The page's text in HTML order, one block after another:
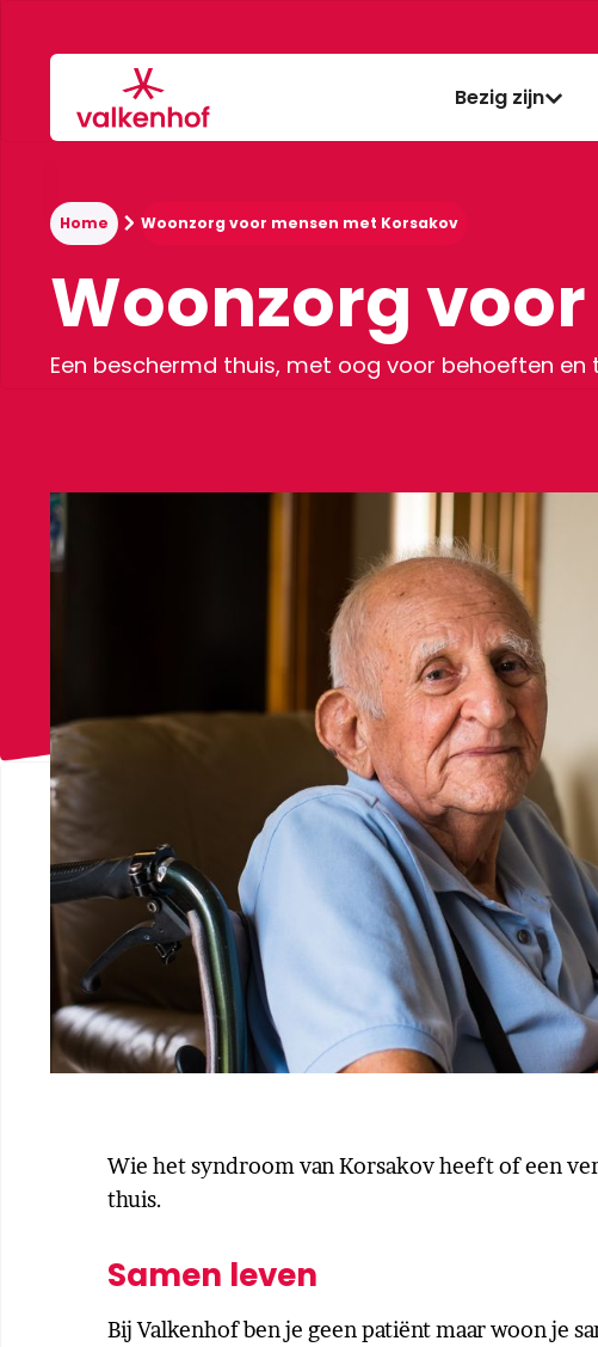
Bezig zijn
Home Woonzorg voor mensen met Korsakov
Woonzorg
Een beschermd thuis, met oog voor behoeften en
Wie het syndroom van Korsakov heeft of een
thuis.
Samen leven
Bij Valkenhof ben je geen patiënt maar woon je